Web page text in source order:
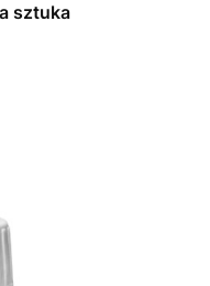
- FLUORESCENCYJNY - ostatnia sztuka